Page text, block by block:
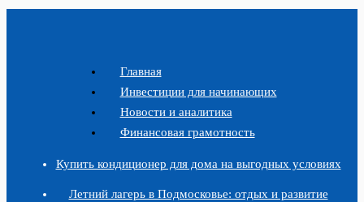
Главная
Инвестиции для начинающих
Новости и аналитика
Финансовая грамотность
Купить кондиционер для дома на выгодных условиях
Летний лагерь в Подмосковье: отдых и развитие